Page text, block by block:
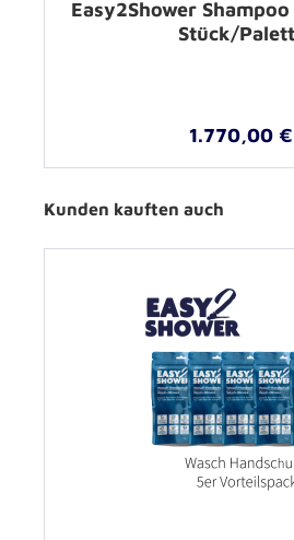
Easy2Shower
Stück/
1.770,00
Kunden kauften auch